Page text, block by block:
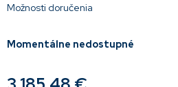
Momentálne nedostupné
Možnosti doručenia